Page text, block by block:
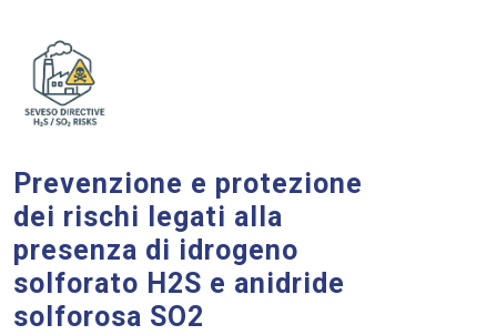
Prevenzione e protezione
dei rischi legati alla
presenza di idrogeno
solforato H2S e anidride
solforosa SO2